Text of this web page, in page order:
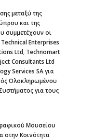
μεταξύ της
και της
συμμετέχουν οι
Technical Enterprises
Ltd, Technomart
Consultants Ltd
Services SA για
Ολοκληρωμένου
για τους
Μουσείου
στην Κοινότητα